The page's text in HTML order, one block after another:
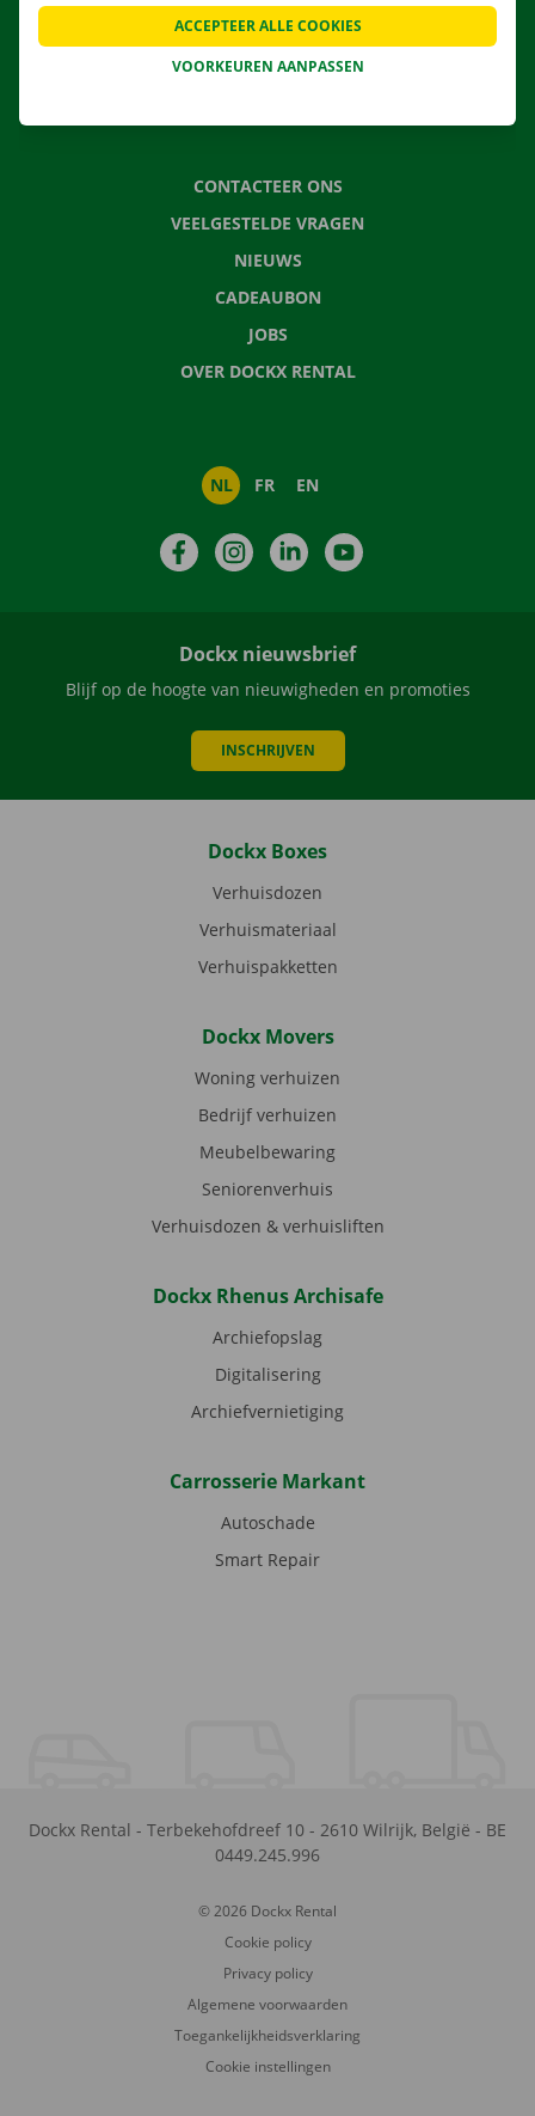
APP
VERHUISOPLOSSINGEN
CONTACTEER ONS
VEELGESTELDE VRAGEN
NIEUWS
CADEAUBON
JOBS
OVER DOCKX RENTAL
NL FR EN
FacebookInstagramLinkedIn
Dockx nieuwsbrief
Blijf op de hoogte van nieuwigheden en promoties
INSCHRIJVEN
Dockx Boxes
Verhuisdozen
Verhuismateriaal
Verhuispakketten
Dockx Movers
Woning verhuizen
Bedrijf verhuizen
Meubelbewaring
Seniorenverhuis
Verhuisdozen & verhuisliften
Dockx Rhenus Archisafe
Archiefopslag
Digitalisering
Archiefvernietiging
Carrosserie Markant
Autoschade
Smart Repair
Dockx Rental - Terbekehofdreef 10 - 2610 Wilrijk, België - BE
0449.245.996
© 2026 Dockx Rental
Cookie policy
Privacy policy
Algemene voorwaarden
Toegankelijkheidsverklaring
Cookie instellingen
VOORKEUREN AANPASSEN
ACCEPTEER ALLE COOKIES